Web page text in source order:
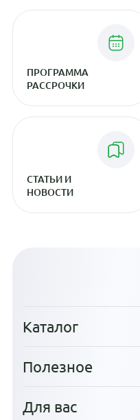
ПРОГРАММА
РАССРОЧКИ
СТАТЬИ И
НОВОСТИ
Каталог
Полезное
Для вас